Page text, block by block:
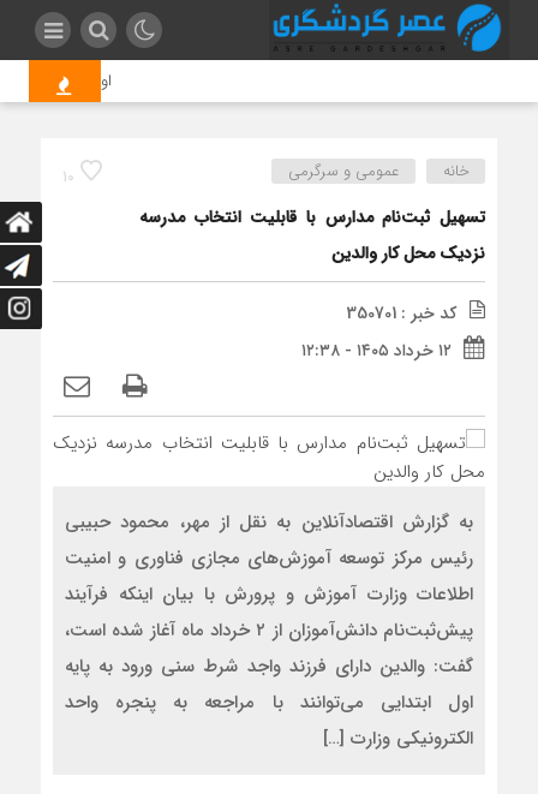
اولتیماتوم به
10 خانه عمومی و سرگرمی
تسهیل ثبت‌نام مدارس با قابلیت انتخاب مدرسه
نزدیک محل کار والدین
کد خبر : 350701
۱۲ خرداد ۱۴۰۵ - ۱۲:۳۸
به گزارش اقتصادآنلاین به نقل از مهر، محمود حبیبی
رئیس مرکز توسعه آموزش‌های مجازی فناوری و امنیت
اطلاعات وزارت آموزش و پرورش با بیان اینکه فرآیند
پیش‌ثبت‌نام دانش‌آموزان از ۲ خرداد ماه آغاز شده است،
گفت: والدین دارای فرزند واجد شرط سنی ورود به پایه
اول ابتدایی می‌توانند با مراجعه به پنجره واحد
الکترونیکی وزارت […]